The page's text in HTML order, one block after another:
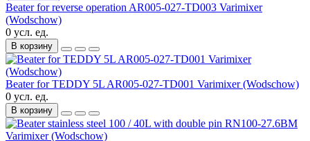
Beater for reverse operation AR005-027-TD003 Varimixer
(Wodschow)
0 усл. ед.
В корзину
Beater for TEDDY 5L AR005-027-TD001 Varimixer (Wodschow)
0 усл. ед.
В корзину